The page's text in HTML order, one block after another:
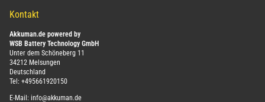
Kontakt
Akkuman.de powered by
WSB Battery Technology GmbH
Unter dem Schöneberg 11
34212 Melsungen
Deutschland
Tel: +495661920150
E-Mail: info@akkuman.de